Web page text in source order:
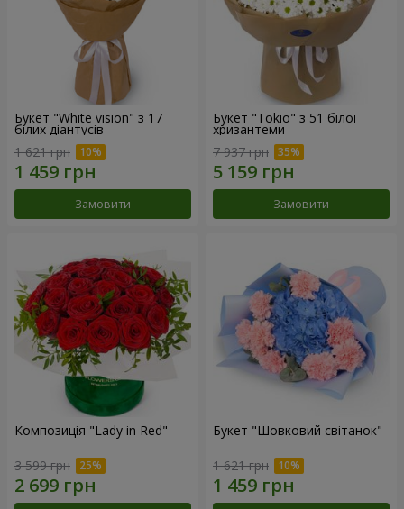
Букет "White vision" з 17
білих діантусів
1 621 грн
Замовити
Букет "Tokio" з 51 білої
хризантеми
7 937 грн
Замовити
Композиція "Lady in Red"
3 599 грн
Букет "Шовковий світанок"
1 621 грн